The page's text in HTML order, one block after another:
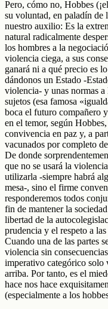
Pero, cómo no, Hobbes
su voluntad, en paladín de
nuestro auxilio: Es la
natural radicalmente
los hombres a la
violencia ciega, a sus
ganará ni a qué precio es
dándonos un Estado -
violencia- y unas normas
sujetos (esa famosa
boca el futuro compañero
en el temor, según
convivencia en paz y, a
vacunados por completo
De donde
que no se usará la
utilizarla -siempre habrá
mesa-, sino el firme
responderemos todos
fin de mantener la
libertad de la
prudencia y el respeto a
Cuando una de las partes
violencia sin
imperativo categórico solo
arriba. Por tanto, es el
hace nos hace
(especialmente a los